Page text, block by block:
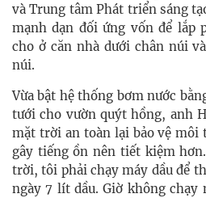
và Trung tâm Phát triển sáng
mạnh dạn đối ứng vốn để lắp
cho ở căn nhà dưới chân núi
núi.
Vừa bật hệ thống bơm nước
tưới cho vườn quýt hồng, anh
mặt trời an toàn lại bảo vệ môi
gây tiếng ồn nên tiết kiệm
trời, tôi phải chạy máy dầu để
ngày 7 lít dầu. Giờ không chạy